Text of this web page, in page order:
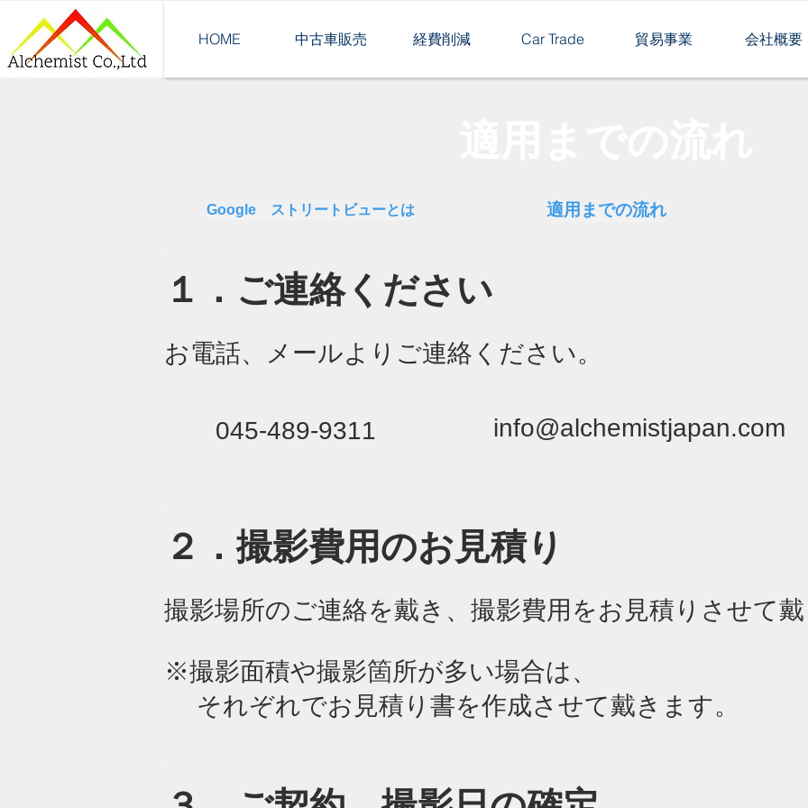
HOME 中古車販売 経費削減 Car Trade 貿易事業 会社概要
Google ストリートビューとは 適用までの流れ
​１．ご連絡ください
お電話、メールよりご連絡ください。
045‐489‐9311 info@alchemistjapan.com
​２．撮影費用のお見積り
撮影場所のご連絡を戴き、撮影費用をお見積りさせて
※撮影面積や撮影箇所が多い場合は、
それぞれでお見積り書を作成させて戴きます。